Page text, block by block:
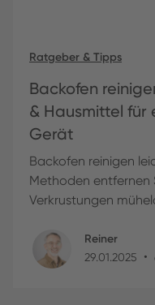
Ratgeber & Tipps
Backofen
& Hausmittel für
Gerät
Backofen reinigen
Methoden entfernen
Verkrustungen
Reiner
29 01 2025 •